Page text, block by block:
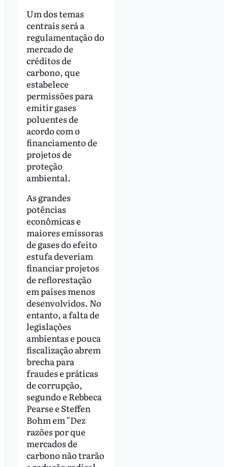
Um dos temas
centrais será a
regulamentação do
mercado de
créditos de
carbono, que
estabelece
permissões para
emitir gases
poluentes de
acordo com o
financiamento de
projetos de
proteção
ambiental.
As grandes
potências
econômicas e
maiores emissoras
de gases do efeito
estufa deveriam
financiar projetos
de reflorestação
em países menos
desenvolvidos. No
entanto, a falta de
legislações
ambientas e pouca
fiscalização abrem
brecha para
fraudes e práticas
de corrupção,
segundo e Rebbeca
Pearse e Steffen
Bohm em "Dez
razões por que
mercados de
carbono não trarão